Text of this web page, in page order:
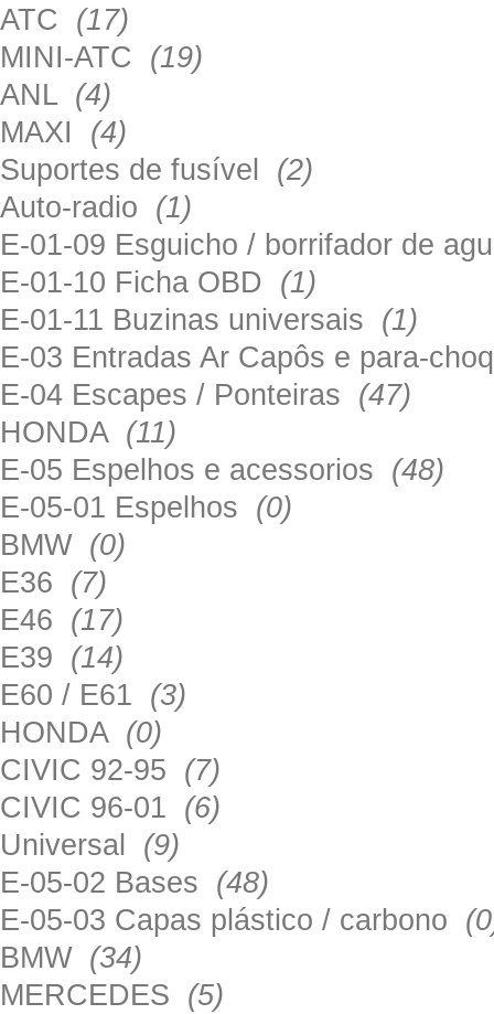
ATC (17)
MINI-ATC (19)
ANL (4)
MAXI (4)
Suportes de fusível (2)
Auto-radio (1)
E-01-09 Esguicho / borrifador de
E-01-10 Ficha OBD (1)
E-01-11 Buzinas universais (1)
E-03 Entradas Ar Capôs e para-
E-04 Escapes / Ponteiras (47)
HONDA (11)
E-05 Espelhos e acessorios (48)
E-05-01 Espelhos (0)
BMW (0)
E36 (7)
E46 (17)
E39 (14)
E60 / E61 (3)
HONDA (0)
CIVIC 92-95 (7)
CIVIC 96-01 (6)
Universal (9)
E-05-02 Bases (48)
E-05-03 Capas plástico / carbono
BMW (34)
MERCEDES (5)